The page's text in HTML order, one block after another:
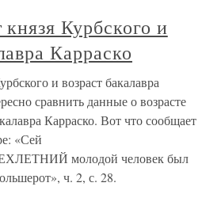
князя Курбского и
Карраско
и возраст бакалавра
сравнить данные о возрасте
Карраско. Вот что сообщает
«Сей
молодой человек был
ч. 2, с. 28.